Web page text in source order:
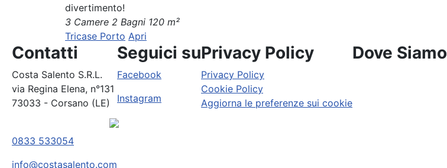
divertimento!
3 Camere 2 Bagni 120 m²
Tricase Porto Apri
Contatti
Costa Salento S.R.L.
via Regina Elena, n°131
73033 - Corsano (LE)
0833 533054
info@costasalento.com
Seguici su
Facebook
Instagram
Privacy Policy
Privacy Policy
Cookie Policy
Aggiorna le preferenze sui cookie
Dove Siamo